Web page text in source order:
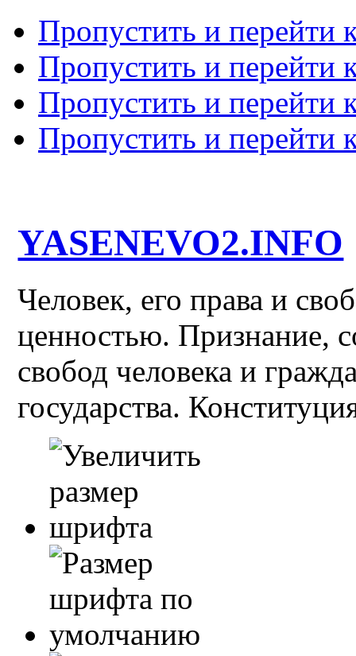
Пропустить и перейти
Пропустить и перейти
Пропустить и перейти
Пропустить и перейти
YASENEVO2.INFO
Человек, его права и
ценностью. Признание,
свобод человека и
государства.